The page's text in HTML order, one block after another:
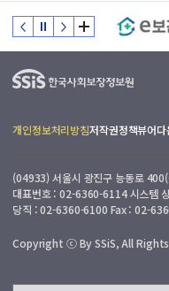
개인정보처리방침저작권정책뷰어다
(04933) 서울시 광진구 능동로
대표번호 : 02-6360-6114 시스템
당직 : 02-6360-6100 Fax : 02-
Copyright ⓒ By SSiS, All